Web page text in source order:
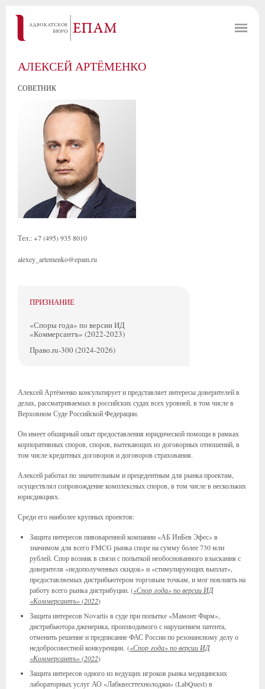
АЛЕКСЕЙ АРТЁМЕНКО
СОВЕТНИК
Тел.: +7 (495) 935 8010
alexey_artemenko@epam.ru
ПРИЗНАНИЕ
«Споры года» по версии ИД
«Коммерсантъ» (2022-2023)
Право.ru-300 (2024-2026)
Алексей Артёменко консультирует и представляет интересы доверителей в
делах, рассматриваемых в российских судах всех уровней, в том числе в
Верховном Суде Российской Федерации.
Он имеет обширный опыт предоставления юридической помощи в рамках
корпоративных споров, споров, вытекающих из договорных отношений, в
том числе кредитных договоров и договоров страхования.
Алексей работал по значительным и прецедентным для рынка проектам,
осуществлял сопровождение комплексных споров, в том числе в нескольких
юрисдикциях.
Среди его наиболее крупных проектов:
Защита интересов пивоваренной компании «АБ ИнБев Эфес» в
значимом для всего FMCG рынка споре на сумму более 730 млн
рублей. Спор возник в связи с попыткой необоснованного взыскания с
доверителя «недополученных скидок» и «стимулирующих выплат»,
предоставляемых дистрибьютером торговым точкам, и мог повлиять на
работу всего рынка дистрибуции. («Спор года» по версии ИД
«Коммерсантъ» (2022)
Защита интересов Novartis в суде при попытке «Мамонт Фарм»,
дистрибьютора дженерика, производимого с нарушением патента,
отменить решение и предписание ФАС России по резонансному делу о
недобросовестной конкуренции. («Спор года» по версии ИД
«Коммерсантъ» (2022)
Защита интересов одного из ведущих игроков рынка медицинских
лабораторных услуг АО «Лабквесттехнолоджи» (LabQuest) в